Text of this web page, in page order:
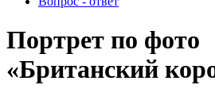
Портрет по фото
«Британский